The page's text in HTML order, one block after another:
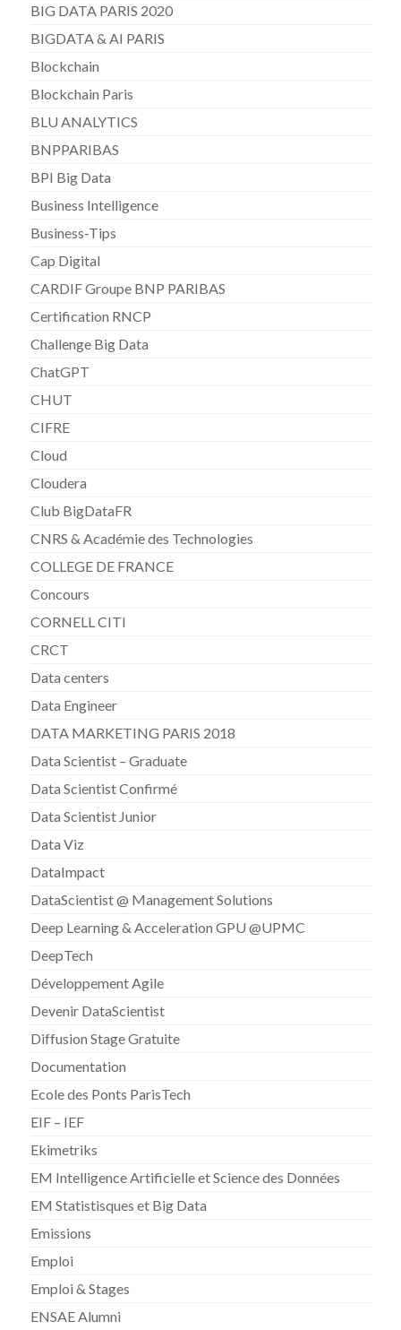
BIG DATA PARIS 2020
BIGDATA & AI PARIS
Blockchain
Blockchain Paris
BLU ANALYTICS
BNPPARIBAS
BPI Big Data
Business Intelligence
Business-Tips
Cap Digital
CARDIF Groupe BNP PARIBAS
Certification RNCP
Challenge Big Data
ChatGPT
CHUT
CIFRE
Cloud
Cloudera
Club BigDataFR
CNRS & Académie des Technologies
COLLEGE DE FRANCE
Concours
CORNELL CITI
CRCT
Data centers
Data Engineer
DATA MARKETING PARIS 2018
Data Scientist – Graduate
Data Scientist Confirmé
Data Scientist Junior
Data Viz
DataImpact
DataScientist @ Management Solutions
Deep Learning & Acceleration GPU @UPMC
DeepTech
Développement Agile
Devenir DataScientist
Diffusion Stage Gratuite
Documentation
Ecole des Ponts ParisTech
EIF – IEF
Ekimetriks
EM Intelligence Artificielle et Science des Données
EM Statistisques et Big Data
Emissions
Emploi
Emploi & Stages
ENSAE Alumni